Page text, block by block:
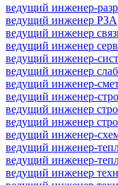
ведущий инженер-
ведущий инженер РЗА
ведущий инженер
ведущий инженер
ведущий инженер-
ведущий инженер
ведущий инженер-
ведущий инженер-
ведущий инженер
ведущий инженер
ведущий инженер-
ведущий инженер-
ведущий инженер-
ведущий инженер